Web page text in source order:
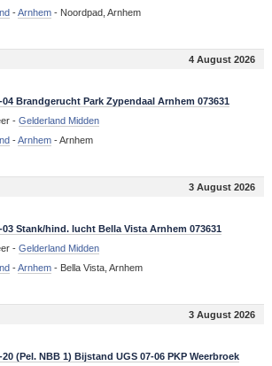
-Arnhem- Noordpad, Arnhem
4 August 2026
04 Brandgerucht Park Zypendaal Arnhem 073631
- Gelderland Midden
-Arnhem-Arnhem
3 August 2026
03 Stank/hind. lucht Bella Vista Arnhem 073631
- Gelderland Midden
-Arnhem- Bella Vista, Arnhem
3 August 2026
20 (Pel. NBB 1) Bijstand UGS 07-06 PKP Weerbroek